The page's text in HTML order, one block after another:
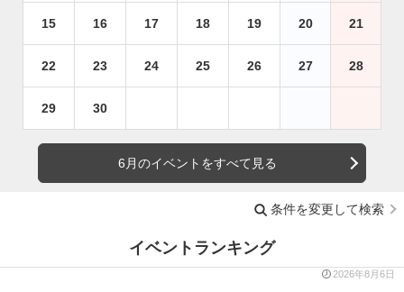
15 16 17 18 19 20 21
22 23 24 25 26 27 28
29 30
6月のイベントをすべて見る
条件を変更して検索
イベントランキング
2026年8月6日